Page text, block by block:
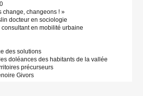
change, changeons ! »
docteur en sociologie
en mobilité urbaine
des solutions
doléances des habitants de la vallée
précurseurs
Givors